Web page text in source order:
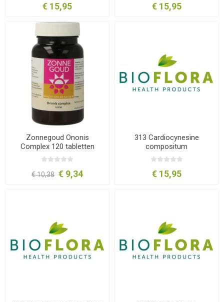
€ 15,95 € 15,95
Zonnegoud Ononis
Complex 120 tabletten
€ 10,38 € 9,34
313 Cardiocynesine
compositum
€ 15,95